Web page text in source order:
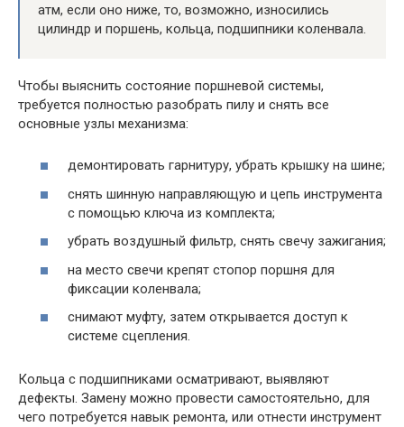
атм, если оно ниже, то, возможно, износились
цилиндр и поршень, кольца, подшипники коленвала.
Чтобы выяснить состояние поршневой системы,
требуется полностью разобрать пилу и снять все
основные узлы механизма:
демонтировать гарнитуру, убрать крышку на шине;
снять шинную направляющую и цепь инструмента
с помощью ключа из комплекта;
убрать воздушный фильтр, снять свечу зажигания;
на место свечи крепят стопор поршня для
фиксации коленвала;
снимают муфту, затем открывается доступ к
системе сцепления.
Кольца с подшипниками осматривают, выявляют
дефекты. Замену можно провести самостоятельно, для
чего потребуется навык ремонта, или отнести инструмент